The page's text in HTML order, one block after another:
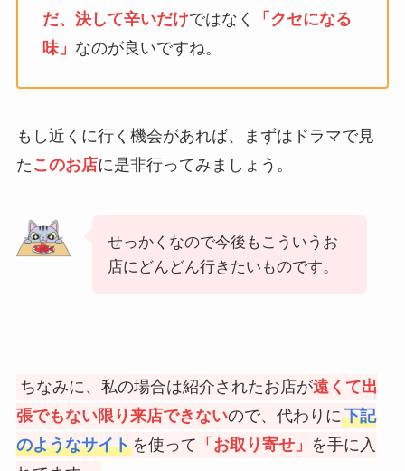
だ、決して辛いだけではなく
「クセになる
味」 なのが良いですね。
もし近くに行く機会があれば、まずはドラマで見
た このお店に是非行ってみましょう。
せっかくなので今後もこういうお
店にどんどん行きたいものです。
ちなみに、私の場合は紹介されたお店が遠くて出
張でもない限り来店できないので、代わりに下記
のようなサイトを使って 「お取り寄せ」 を手に入